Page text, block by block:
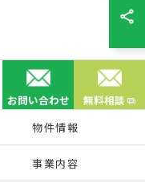
お問い合わせ
無料相談
物件情報
事業内容